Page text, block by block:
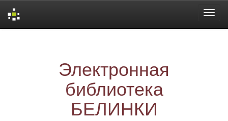
Электронная
библиотека
БЕЛИНКИ